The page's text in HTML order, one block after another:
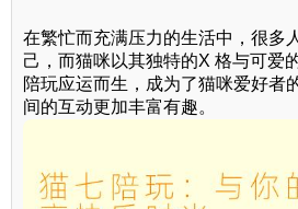
在繁忙而充满压力的生活中，很多
己，而猫咪以其独特的X 格与可爱
陪玩应运而生，成为了猫咪爱好者
间的互动更加丰富有趣。